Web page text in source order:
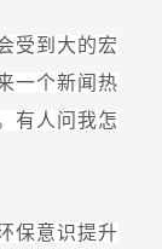
受到大的宏
一个新闻热
有人问我怎
保意识提升